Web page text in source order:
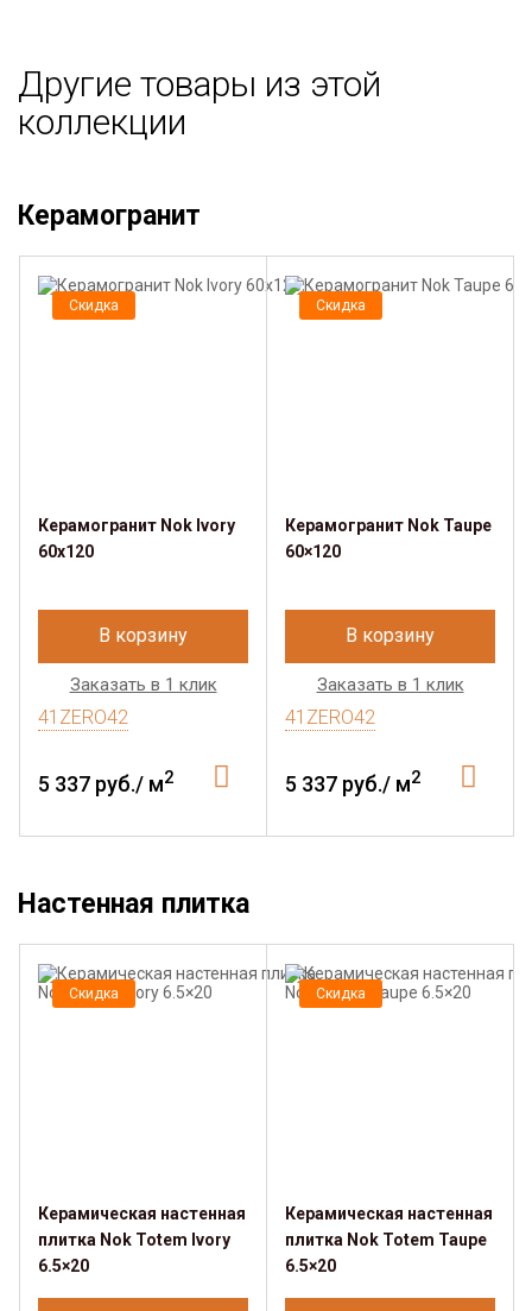
Другие товары из этой
коллекции
Керамогранит
Скидка
Керамогранит Nok Ivory
60x120
В корзину
Заказать в 1 клик
41ZERO42
5 337 руб./ м2
Скидка
Керамогранит Nok Taupe
60×120
В корзину
Заказать в 1 клик
41ZERO42
5 337 руб./ м2
Настенная плитка
Скидка
Керамическая настенная
плитка Nok Totem Ivory
6.5×20
Скидка
Керамическая настенная
плитка Nok Totem Taupe
6.5×20